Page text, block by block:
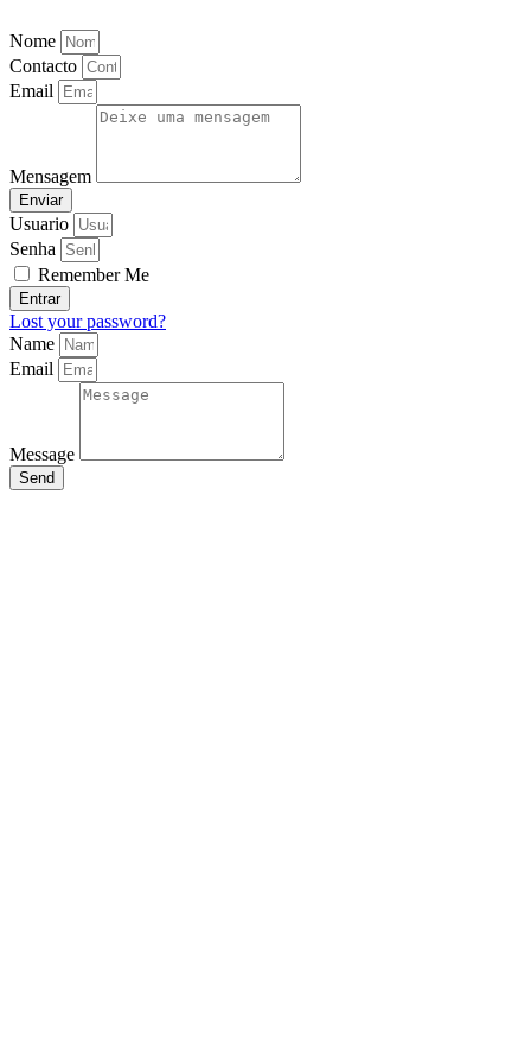
Nome
Contacto
Email
Mensagem
Enviar
Usuario
Senha
Remember Me
Entrar
Lost your password?
Name
Email
Message
Send